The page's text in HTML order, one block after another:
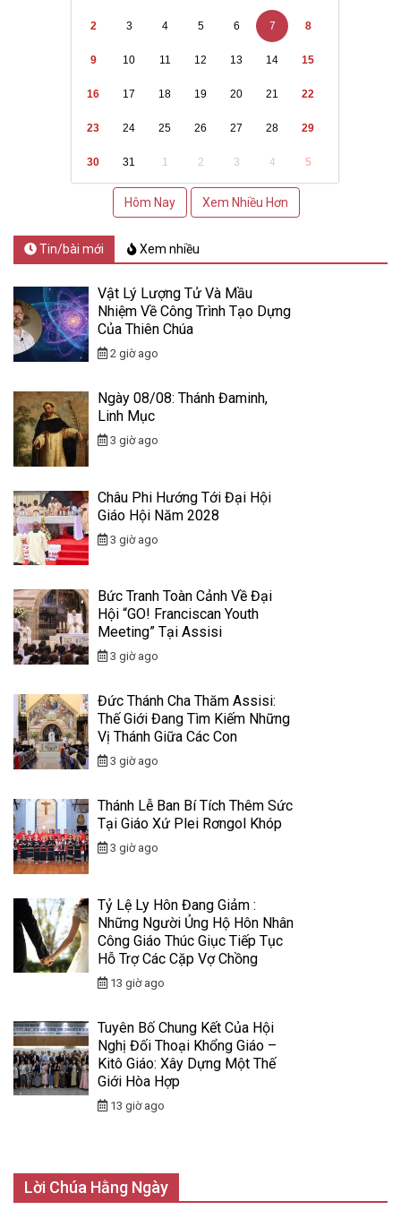
2 3 4 5 6 7 8
9 10 11 12 13 14 15
16 17 18 19 20 21 22
23 24 25 26 27 28 29
30 31 1 2 3 4 5
Hôm Nay Xem Nhiều Hơn
Tin/bài mới Xem nhiều
Vật Lý Lượng Tử Và Mầu
Nhiệm Về Công Trình Tạo Dựng
Của Thiên Chúa
2 giờ ago
Ngày 08/08: Thánh Đaminh,
Linh Mục
3 giờ ago
Châu Phi Hướng Tới Đại Hội
Giáo Hội Năm 2028
3 giờ ago
Bức Tranh Toàn Cảnh Về Đại
Hội “GO! Franciscan Youth
Meeting” Tại Assisi
3 giờ ago
Đức Thánh Cha Thăm Assisi:
Thế Giới Đang Tìm Kiếm Những
Vị Thánh Giữa Các Con
3 giờ ago
Thánh Lễ Ban Bí Tích Thêm Sức
Tại Giáo Xứ Plei Rơngol Khóp
3 giờ ago
Tỷ Lệ Ly Hôn Đang Giảm :
Những Người Ủng Hộ Hôn Nhân
Công Giáo Thúc Giục Tiếp Tục
Hỗ Trợ Các Cặp Vợ Chồng
13 giờ ago
Tuyên Bố Chung Kết Của Hội
Nghị Đối Thoại Khổng Giáo –
Kitô Giáo: Xây Dựng Một Thế
Giới Hòa Hợp
13 giờ ago
Lời Chúa Hằng Ngày